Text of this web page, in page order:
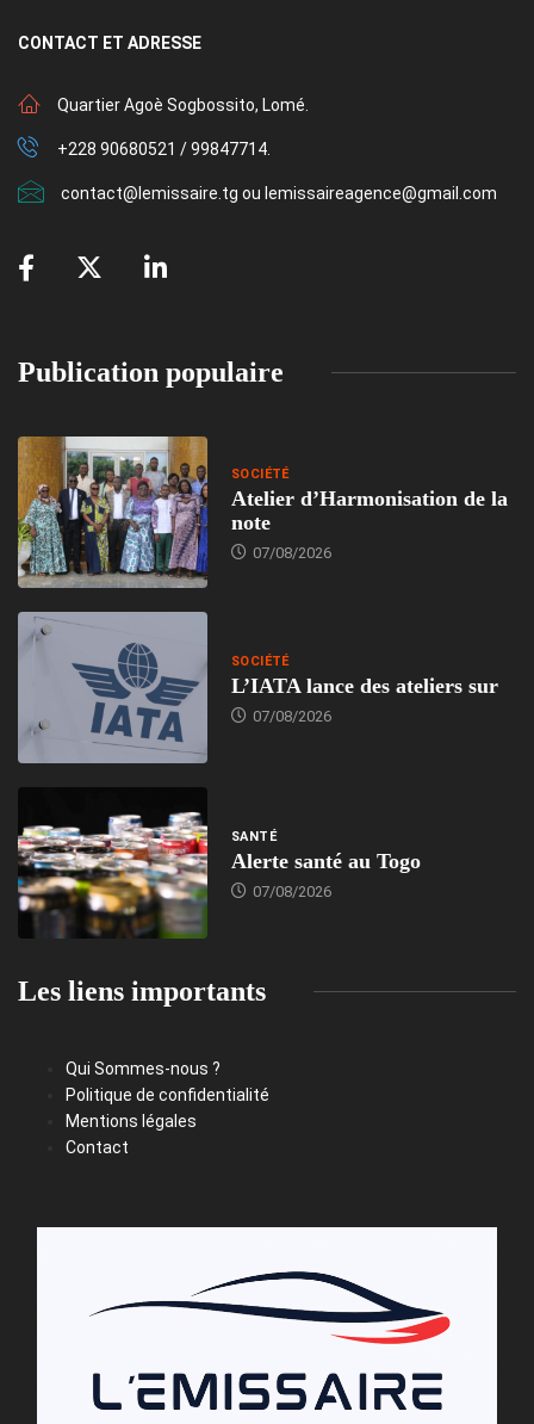
CONTACT ET ADRESSE
Quartier Agoè Sogbossito, Lomé.
+228 90680521 / 99847714.
contact@lemissaire.tg ou lemissaireagence@gmail.com
Publication populaire
SOCIÉTÉ
Atelier d’Harmonisation de la
note
07/08/2026
SOCIÉTÉ
L’IATA lance des ateliers sur
07/08/2026
SANTÉ
Alerte santé au Togo
07/08/2026
Les liens importants
Qui Sommes-nous ?
Politique de confidentialité
Mentions légales
Contact